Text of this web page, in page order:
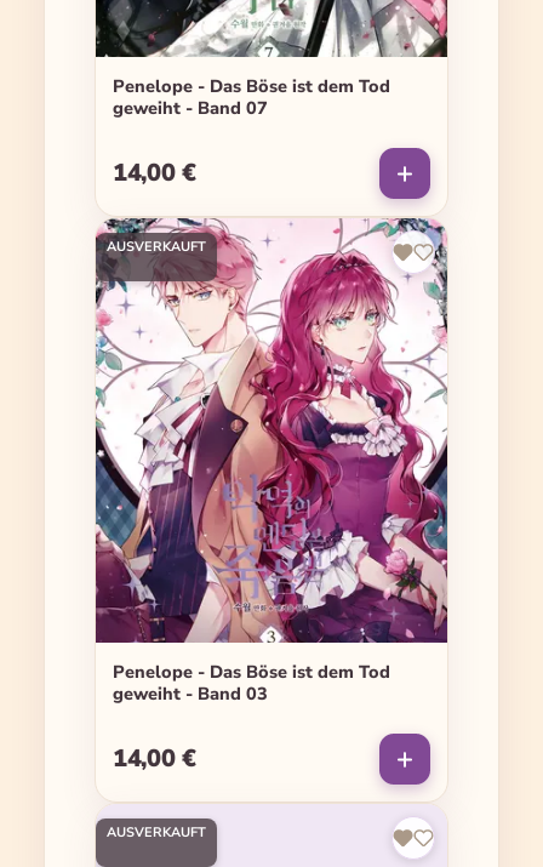
Penelope - Das Böse ist dem Tod
geweiht - Band 07
Regulärer Preis:
14,00 €
AUSVERKAUFT
Penelope - Das Böse ist dem Tod
geweiht - Band 03
Regulärer Preis:
14,00 €
AUSVERKAUFT